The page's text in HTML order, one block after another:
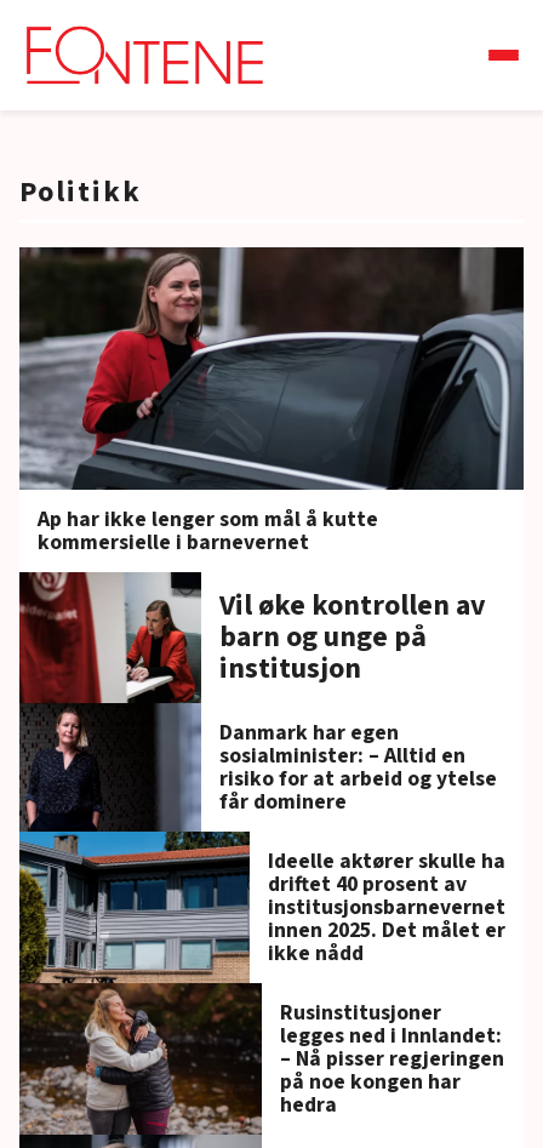
Politikk
Ap har ikke lenger som mål å kutte
kommersielle i barnevernet
Vil øke kontrollen av
barn og unge på
institusjon
Danmark har egen
sosialminister: – Alltid en
risiko for at arbeid og ytelse
får dominere
Ideelle aktører skulle ha
driftet 40 prosent av
institusjonsbarnevernet
innen 2025. Det målet er
ikke nådd
Rusinstitusjoner
legges ned i Innlandet:
– Nå pisser regjeringen
på noe kongen har
hedra